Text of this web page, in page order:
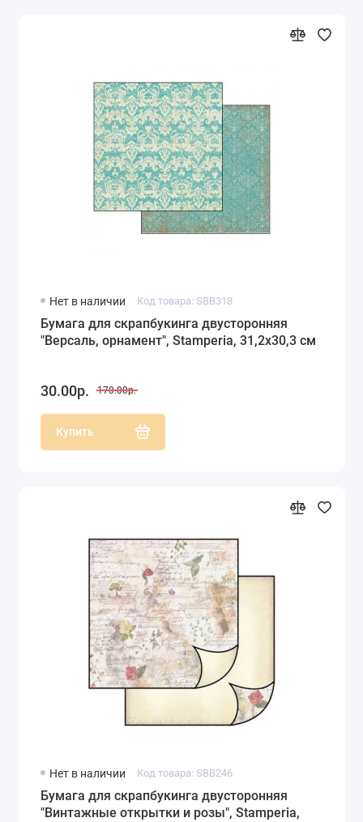
Нет в наличии Код товара: SBB318
Бумага для скрапбукинга двусторонняя
"Версаль, орнамент", Stamperia, 31,2х30,3 см
30.00р. 170.00р.
Купить
Нет в наличии Код товара: SBB246
Бумага для скрапбукинга двусторонняя
"Винтажные открытки и розы", Stamperia,